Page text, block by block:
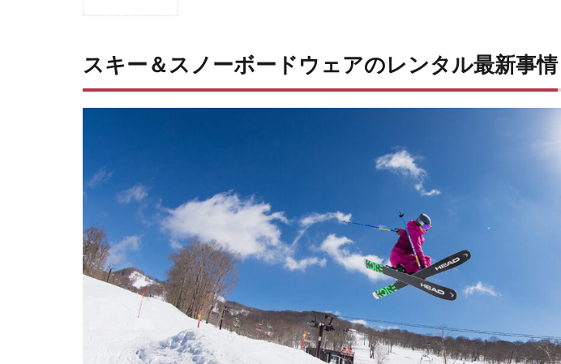
ー
ー
ド
ア
の
レ
ン
スキー＆スノーボードウェアのレンタル最新事情